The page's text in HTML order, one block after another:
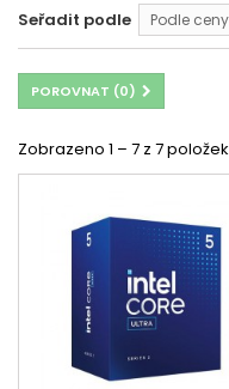
Seřadit podle
POROVNAT (0)
Zobrazeno 1 – 7 z 7 položek